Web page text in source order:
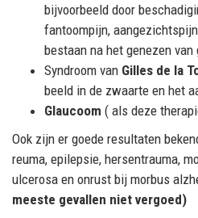
bijvoorbeeld door
fantoompijn,
bestaan na het genezen van
Syndroom van Gilles de la
beeld in de zwaarte en het
Glaucoom ( als deze
Ook zijn er goede resultaten
reuma, epilepsie, hersentrauma,
ulcerosa en onrust bij morbus
meeste gevallen niet vergoed)